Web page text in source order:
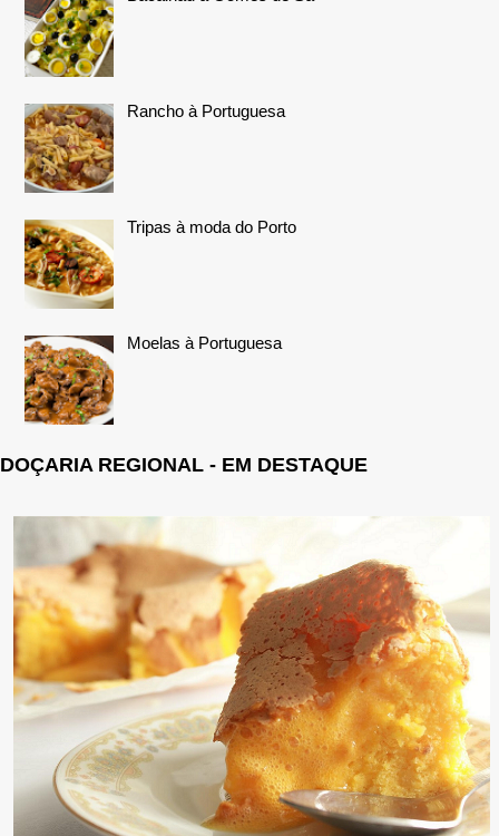
Rancho à Portuguesa
Tripas à moda do Porto
Moelas à Portuguesa
DOÇARIA REGIONAL - EM DESTAQUE